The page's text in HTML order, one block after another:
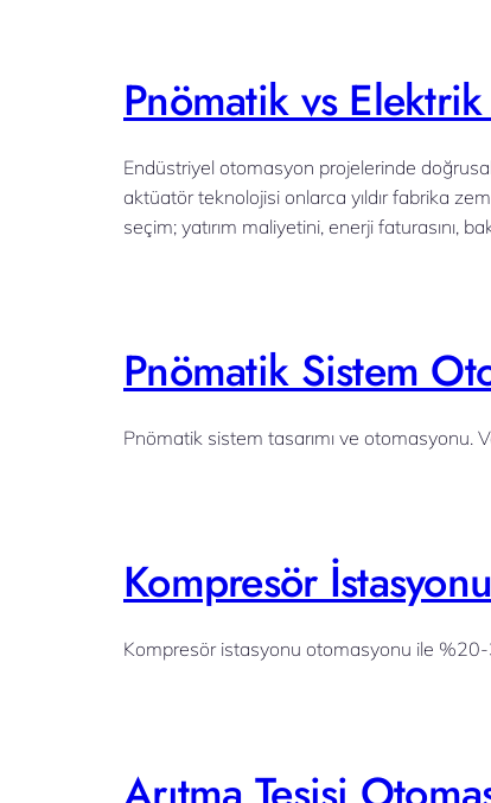
Pnömatik vs Elektrik
Endüstriyel otomasyon projelerinde
aktüatör teknolojisi onlarca yıldır fabrika
seçim; yatırım maliyetini, enerji faturasını,
Pnömatik Sistem
Pnömatik sistem tasarımı ve otomasyonu.
Kompresör
Kompresör istasyonu otomasyonu ile